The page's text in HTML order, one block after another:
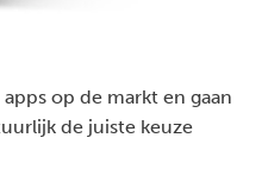
op de markt en gaan
de juiste keuze